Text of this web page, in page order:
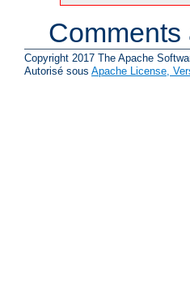
Comments
Copyright 2017 The Apache
Autorisé sous Apache License,